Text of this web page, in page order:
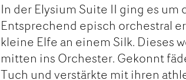
In der Elysium Suite II ging es
Entsprechend episch orchestral
kleine Elfe an einem Silk. Dieses
mitten ins Orchester. Gekonnt
Tuch und verstärkte mit ihren